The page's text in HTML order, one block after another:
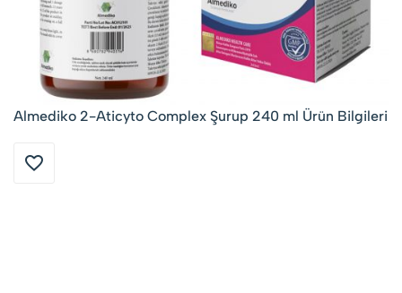
Almediko 2-Aticyto Complex Şurup 240 ml Ürün Bilgileri